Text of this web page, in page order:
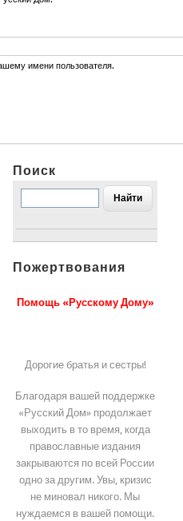
имени пользователя.
Поиск
Пожертвования
Помощь «Русскому Дому»
Дорогие братья и сестры!
Благодаря вашей поддержке
«Русский Дом» продолжает
выходить в то время, когда
православные издания
закрываются по всей России
одно за другим. Увы, кризис
не миновал никого. Мы
нуждаемся в вашей помощи.